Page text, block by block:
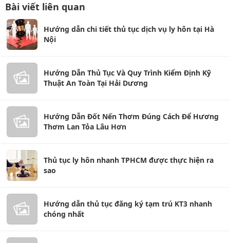
Bài viết liên quan
Hướng dẫn chi tiết thủ tục dịch vụ ly hôn tại Hà
Nội
Hướng Dẫn Thủ Tục Và Quy Trình Kiểm Định Kỹ
Thuật An Toàn Tại Hải Dương
Hướng Dẫn Đốt Nến Thơm Đúng Cách Để Hương
Thơm Lan Tỏa Lâu Hơn
Thủ tục ly hôn nhanh TPHCM được thực hiện ra
sao
Hướng dẫn thủ tục đăng ký tạm trú KT3 nhanh
chóng nhất